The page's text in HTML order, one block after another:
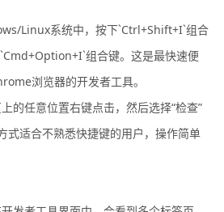
Linux系统中，按下`Ctrl+Shift+I`组合
组合键。这是最快速便
浏览器的开发者工具。
的任意位置右键点击，然后选择“检查”
式适合不熟悉快捷键的用户，操作简单